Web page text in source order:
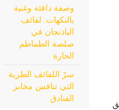
وصفة دافئة وغنية
بالنكهات: لفائف
الباذنجان في
صلصة الطماطم
الحارة
سرّ اللفائف الطرية
التي تنافس مخابز
الفنادق